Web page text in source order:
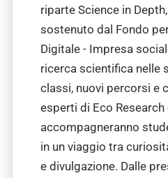
riparte Science in
sostenuto dal Fondo
Digitale - Impresa
ricerca scientifica nelle
classi, nuovi percorsi e
esperti di Eco Research
accompagneranno
in un viaggio tra
e divulgazione. Dalle